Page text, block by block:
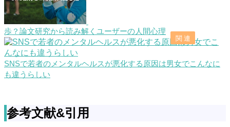
歩？論文研究から読み解くユーザーの人間心理
SNSで若者のメンタルヘルスが悪化する原因は男女でこんなに
も違うらしい
参考文献&引用